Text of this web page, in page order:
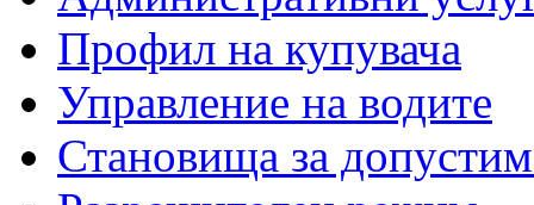
Профил на купувача
Управление на водите
Становища за